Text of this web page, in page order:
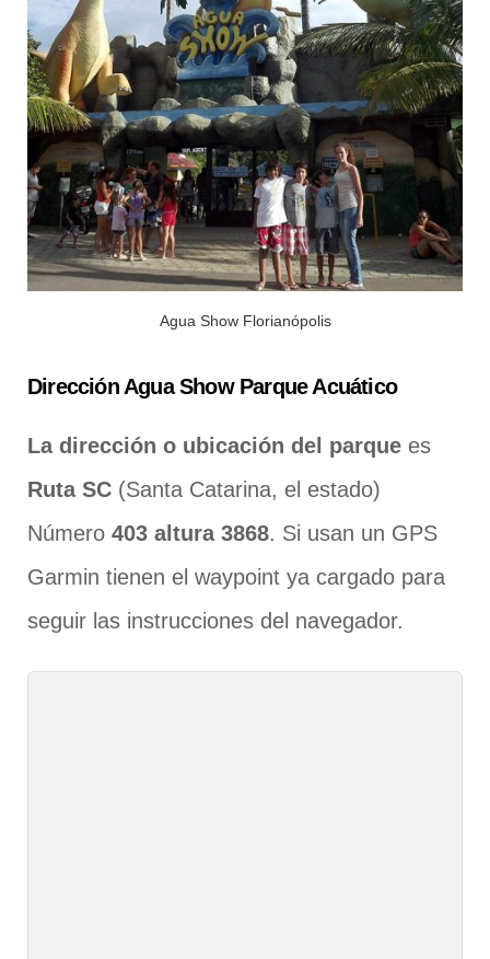
Agua Show Florianópolis
Dirección Agua Show Parque Acuático
La dirección o ubicación del parque es
Ruta SC (Santa Catarina, el estado)
Número 403 altura 3868. Si usan un GPS
Garmin tienen el waypoint ya cargado para
seguir las instrucciones del navegador.